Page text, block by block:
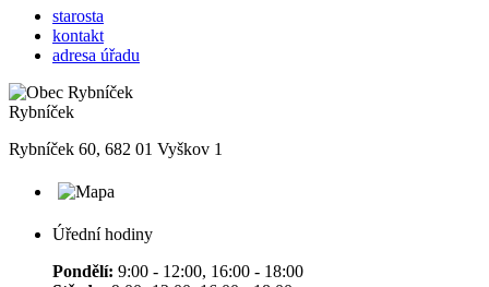
starosta
kontakt
adresa úřadu
Rybníček
Rybníček 60, 682 01 Vyškov 1
Úřední hodiny
Pondělí: 9:00 - 12:00, 16:00 - 18:00